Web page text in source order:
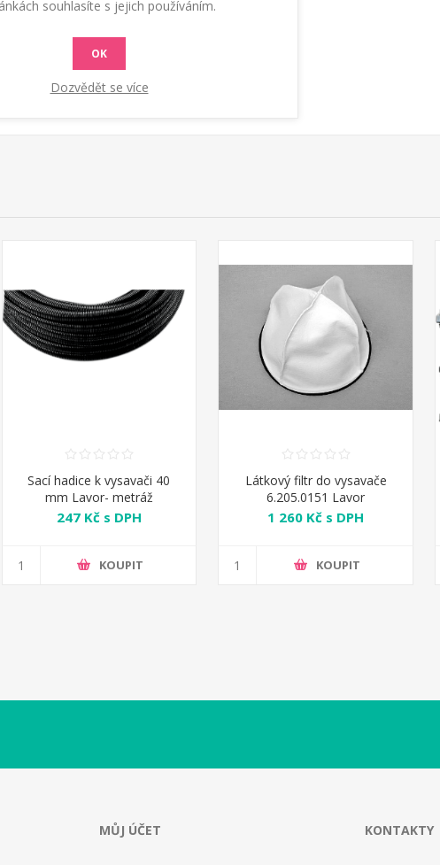
Sací hadice k vysavači 40
mm Lavor- metráž
247 Kč s DPH
KOUPIT
Látkový filtr do vysavače
6.205.0151 Lavor
1 260 Kč s DPH
KOUPIT
MŮJ ÚČET KONTAKTY
souhlasíte s jejich používáním.
OK
Dozvědět se více